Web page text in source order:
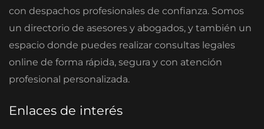
con despachos profesionales de confianza. Somos
un directorio de asesores y abogados, y también un
espacio donde puedes realizar consultas legales
online de forma rápida, segura y con atención
profesional personalizada.
Enlaces de interés